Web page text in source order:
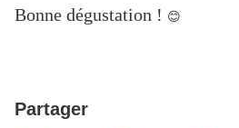
Bonne dégustation ! 😊
Partager